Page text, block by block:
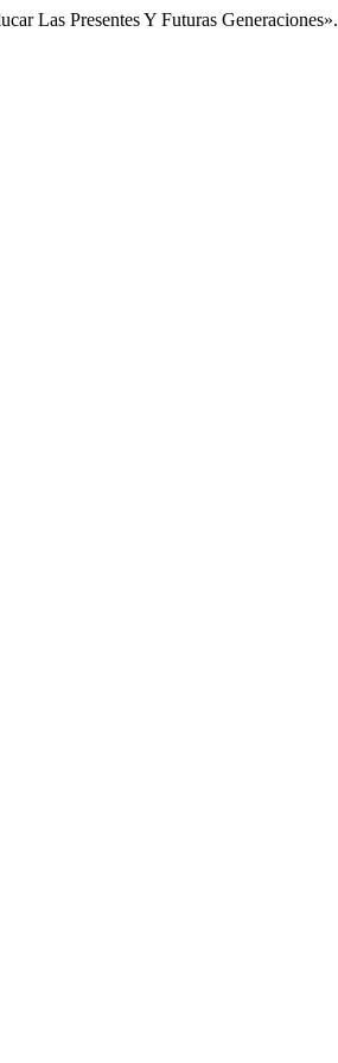
Las Presentes Y Futuras Generaciones».